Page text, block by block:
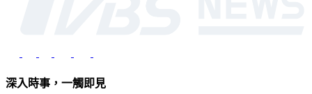
深入時事，一觸即見